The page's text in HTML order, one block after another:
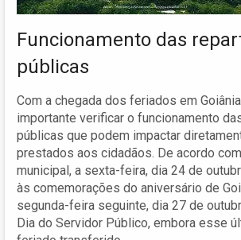
Funcionamento das
públicas
Com a chegada dos feriados em
importante verificar o funcionamento
públicas que podem impactar
prestados aos cidadãos. De acordo
municipal, a sexta-feira, dia 24 de
às comemorações do aniversário de
segunda-feira seguinte, dia 27 de
Dia do Servidor Público, embora esse